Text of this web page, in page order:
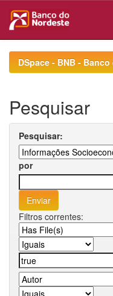
navigationDSpace - BNB -
Pesquisar
Pesquisar:
por
Filtros correntes: